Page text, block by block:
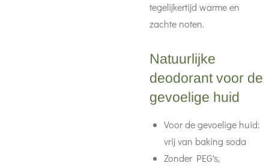
tegelijkertijd warme en
zachte noten.
Natuurlijke
deodorant voor de
gevoelige huid
Voor de gevoelige huid:
vrij van baking soda
Zonder PEG's,